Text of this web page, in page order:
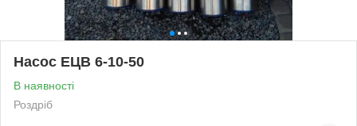
Насос ЕЦВ 6-10-50
В наявності
Роздріб